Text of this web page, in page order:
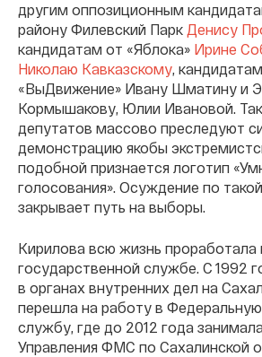
другим оппозиционным
району Филевский Парк Денису
кандидатам от «Яблока» Ирине
Николаю Кавказскому,
«ВыДвижение» Ивану Шматину и
Кормышакову, Юлии Ивановой.
депутатов массово преследуют
демонстрацию якобы
подобной признается логотип
голосования». Осуждение по
закрывает путь на выборы.
Кирилова всю жизнь проработала
государственной службе. С 1992
в органах внутренних дел на
перешла на работу в
службу, где до 2012 года
Управления ФМС по Сахалинской